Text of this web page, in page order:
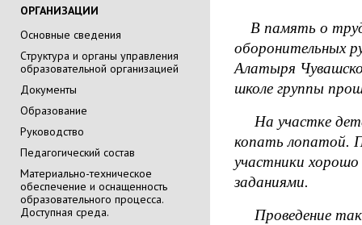
ОРГАНИЗАЦИИ
Основные сведения
Cтруктура и органы управления
образовательной организацией
Документы
Образование
Руководство
Педагогический состав
Материально-техническое
обеспечение и оснащенность
образовательного процесса.
Доступная среда.
В память о
оборонительных
Алатыря
школе группы
На участке
копать лопатой.
участники хорошо
заданиями.
Проведение